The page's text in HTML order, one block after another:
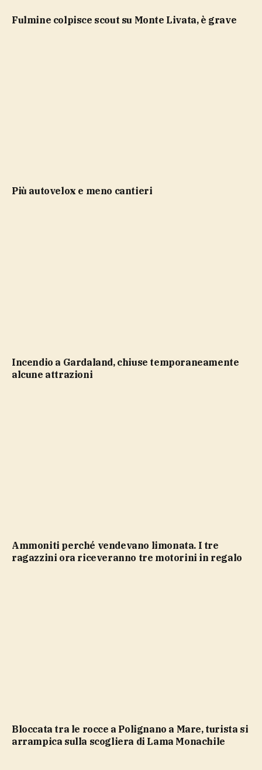
Fulmine colpisce scout su Monte Livata, è grave
più autovelox e meno cantieri
Incendio a Gardaland, chiuse temporaneamente
alcune attrazioni
Ammoniti perché vendevano limonata. I tre
ragazzini ora riceveranno tre motorini in regalo
Bloccata tra le rocce a Polignano a Mare, turista si
arrampica sulla scogliera di Lama Monachile